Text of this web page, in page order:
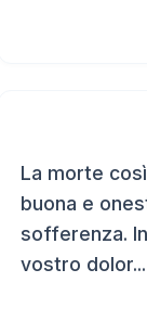
La morte
buona e
sofferenza.
vostro dolor...